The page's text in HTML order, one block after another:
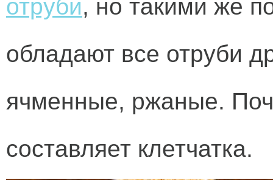
отруби, но такими же
обладают все отруби
ячменные, ржаные.
составляет клетчатка.